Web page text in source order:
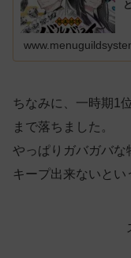
ちなみに、一時期1
まで落ちました。
やっぱりガバガバな
キープ出来ないとい